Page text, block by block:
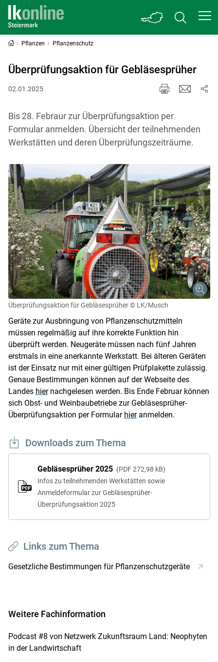
Skip to main content
Pflanzen Pflanzenschutz
Überprüfungsaktion für Gebläsesprüher
02.01.2025
Bis 28. Febraur zur Überprüfungsaktion per
Formular anmelden. Übersicht der teilnehmenden
Werkstätten und deren Überprüfungszeiträume.
Überprüfungsaktion für Gebläsesprüher © LK/Musch
Geräte zur Ausbringung von Pflanzenschutzmitteln
müssen regelmäßig auf ihre korrekte Funktion hin
überprüft werden. Neugeräte müssen nach fünf Jahren
erstmals in eine anerkannte Werkstatt. Bei älteren Geräten
ist der Einsatz nur mit einer gültigen Prüfplakette zulässig.
Genaue Bestimmungen können auf der Webseite des
Landes hiernachgelesen werden. Bis Ende Februar können
sich Obst- und Weinbaubetriebe zur Gebläsesprüher-
Überprüfungsaktion per Formular hieranmelden.
Downloads zum Thema
Gebläsesprüher 2025 PDF 272,98 kB
Infos zu teilnehmenden Werkstätten sowie
Anmeldeformular zur Gebläsesprüher-
Überprüfungsaktion 2025
Links zum Thema
Gesetzliche Bestimmungen für Pflanzenschutzgeräte
Weitere Fachinformation
Podcast #8 von Netzwerk Zukunftsraum Land: Neophyten
in der Landwirtschaft